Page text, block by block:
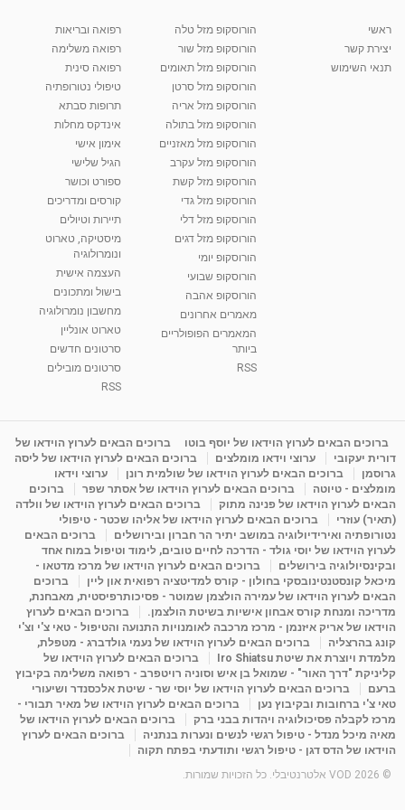
03:34
10:17
קרין גורן - העוגה המתגלצ’ת ללא קמח
38.5k צפיות
01:37
יוסי שר - מתמחה בשיטת אלכסנדר וטאי צ'י
01:46
רנה רז-גילו -טיפול אנרגטי ויעוץ רוחני - נומרולוגית
2,309 צפיות
05:37
סודות בתאריך הלידה, משמעות חודש הלידה -
ינואר זינה ליבשיץ נומרולוגית
3,261 צפיות
1:31:05
ליסה גרוסמן - המרכז לאימון התנהגותי - קשב
וריכוז ברעננה - הרצאת מבוא: אימון להצלחה של...
מאת admin 11 שנים 3,644 צפיות
15:49
פנינה מתוק - מרכז "נתיב הלב" בהרצליה-
מדיטציה-התחדשות
מאת Shahar-vod 6 שנים 2,143 צפיות
ראשי
יצירת קשר
תנאי השימוש
הורוסקופ מזל טלה
הורוסקופ מזל שור
הורוסקופ מזל תאומים
הורוסקופ מזל סרטן
הורוסקופ מזל אריה
הורוסקופ מזל בתולה
הורוסקופ מזל מאזניים
הורוסקופ מזל עקרב
הורוסקופ מזל קשת
הורוסקופ מזל גדי
הורוסקופ מזל דלי
הורוסקופ מזל דגים
הורוסקופ יומי
הורוסקופ שבועי
הורוסקופ אהבה
מאמרים אחרונים
המאמרים הפופולריים
ביותר
RSS
רפואה ובריאות
רפואה משלימה
רפואה סינית
טיפולי נטורופתיה
תרופות סבתא
אינדקס מחלות
אימון אישי
הגיל שלישי
ספורט וכושר
קורסים ומדריכים
תיירות וטיולים
מיסטיקה, טארוט
ונומרולוגיה
העצמה אישית
בישול ומתכונים
מחשבון נומרולוגיה
טארוט אונליין
סרטונים חדשים
סרטונים מובילים
RSS
ברוכים הבאים לערוץ הוידאו של יוסף בוטו
ברוכים הבאים לערוץ הוידאו של
דורית יעקובי
ערוצי וידאו מומלצים
ברוכים הבאים לערוץ הוידאו של ליסה
גרוסמן
ברוכים הבאים לערוץ הוידאו של שולמית רונן
ערוצי וידאו
מומלצים - טיוטה
ברוכים הבאים לערוץ הוידאו של אסתר שפר
ברוכים
הבאים לערוץ הוידאו של פנינה מתוק
ברוכים הבאים לערוץ הוידאו של וולדה
(תאיר) עוזרי
ברוכים הבאים לערוץ הוידאו של אליהו שכטר - טיפולי
נטורופתיה ואירידיולוגיה במושב יתיר הר חברון ובירושלים
ברוכים הבאים
לערוץ הוידאו של יוסי גולד - הדרכה לחיים טובים, לימוד וטיפול במוח אחד
ובקינסיולוגיה בירושלים
ברוכים הבאים לערוץ הוידאו של מרכז מדטאו -
מיכאל קונסטנטינובסקי בחולון - קורס למדיטציה רפואית און ליין
ברוכים
הבאים לערוץ הוידאו של עמירה הולצמן שמוטר - פסיכותרפיסטית, מאבחנת,
מדריכה ומנחת קורס אבחון אישיות בשיטת הולצמן.
ברוכים הבאים לערוץ
הוידאו של אריק איזנמן - מרכז מרכבה לאומנויות התנועה והטיפול - טאי צ'י וצ'י
קונג בהרצליה
ברוכים הבאים לערוץ הוידאו של נעמי גולדברג - מטפלת,
מלמדת ויוצרת את שיטת Iro Shiatsu
ברוכים הבאים לערוץ הוידאו של
קליניקת "דרך האור" - שמואל בן איש וסוניה רויטפרב - רפואה משלימה בקיבוץ
ברעם
ברוכים הבאים לערוץ הוידאו של יוסי שר - שיטת אלכסנדר ושיעורי
טאי צ'י ברחובות ובקיבוץ נען
ברוכים הבאים לערוץ הוידאו של מאיר תבורי -
מרכז לקבלה פסיכולוגיה ויהדות בבני ברק
ברוכים הבאים לערוץ הוידאו של
מאיה מיכל מנדל - טיפול רגשי לנשים ונערות בנתניה
ברוכים הבאים לערוץ
הוידאו של הדס דגן - טיפול רגשי ותודעתי בפתח תקוה
© 2026 VOD אלטרנטיבלי. כל הזכויות שמורות.